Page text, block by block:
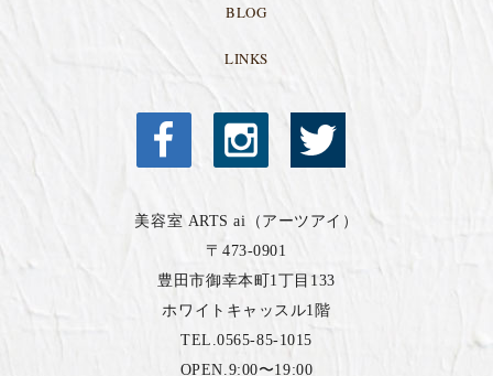
BLOG
LINKS
美容室 ARTS ai（アーツアイ）
〒473-0901
豊田市御幸本町1丁目133
ホワイトキャッスル1階
TEL.0565-85-1015
OPEN.9:00〜19:00